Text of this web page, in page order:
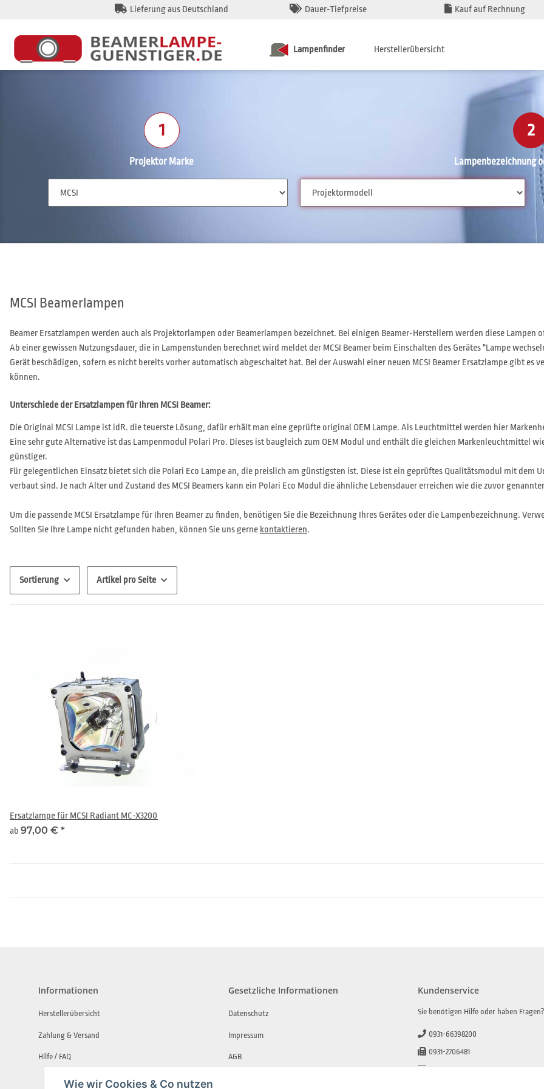
Wie wir Cookies & Co nutzen
Lieferung aus Deutschland Dauer-Tiefpreise Kauf auf Rechnung
Lampenfinder Herstellerübersicht
1
Projektor Marke
2
Lampenbezeichnung
MCSI Beamerlampen
Beamer Ersatzlampen werden auch als Projektorlampen oder Beamerlampen bezeichnet. Bei einigen Beamer-Herstellern werden diese
Ab einer gewissen Nutzungsdauer, die in Lampenstunden berechnet wird meldet der MCSI Beamer beim Einschalten des Gerätes "Lampe
Gerät beschädigen, sofern es nicht bereits vorher automatisch abgeschaltet hat. Bei der Auswahl einer neuen MCSI Beamer Ersatzlampe gibt es
können.
Unterschiede der Ersatzlampen für Ihren MCSI Beamer:
Die Original MCSI Lampe ist idR. die teuerste Lösung, dafür erhält man eine geprüfte original OEM Lampe. Als Leuchtmittel werden hier
Eine sehr gute Alternative ist das Lampenmodul Polari Pro. Dieses ist baugleich zum OEM Modul und enthält die gleichen Markenleuchtmittel
günstiger.
Für gelegentlichen Einsatz bietet sich die Polari Eco Lampe an, die preislich am günstigsten ist. Diese ist ein geprüftes Qualitätsmodul mit dem
verbaut sind. Je nach Alter und Zustand des MCSI Beamers kann ein Polari Eco Modul die ähnliche Lebensdauer erreichen wie die zuvor
Um die passende MCSI Ersatzlampe für Ihren Beamer zu finden, benötigen Sie die Bezeichnung Ihres Gerätes oder die Lampenbezeichnung.
Sollten Sie Ihre Lampe nicht gefunden haben, können Sie uns gerne kontaktieren.
Sortierung Artikel pro Seite
Ersatzlampe für MCSI Radiant MC-X3200
ab 97,00 € *
Informationen
Herstellerübersicht
Zahlung & Versand
Hilfe / FAQ
Gesetzliche Informationen
Datenschutz
Impressum
AGB
Kundenservice
Sie benötigen Hilfe oder haben Fragen?
0931-66398200
0931-2706481
info@beamerlampe-guenstiger.de